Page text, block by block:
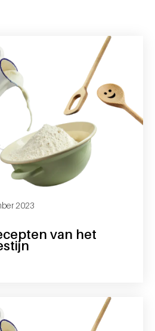
van het
2023
15 heerlijke recepten van het